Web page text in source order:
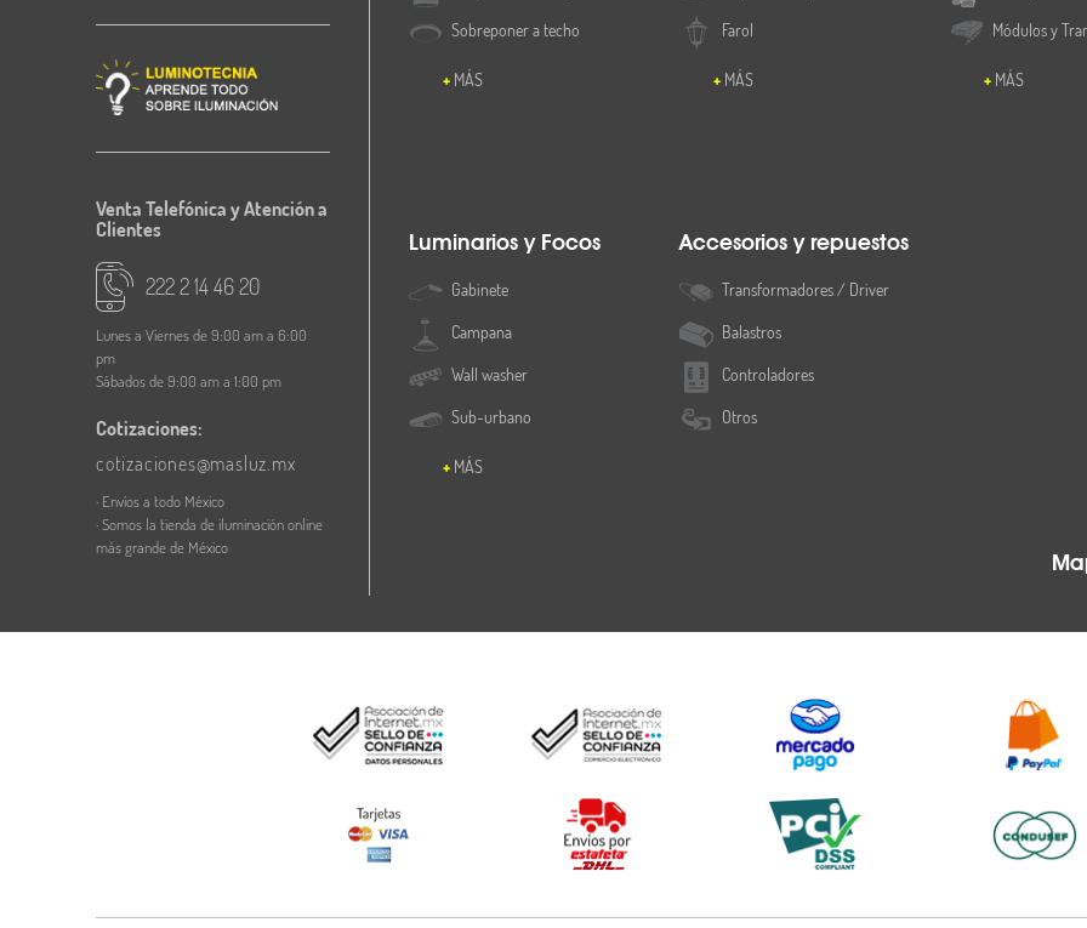
Venta Telefónica y Atención a
Clientes
222 2 14 46 20
Lunes a Viernes de 9:00 am a 6:00
pm
Sábados de 9:00 am a 1:00 pm
Cotizaciones:
cotizaciones@masluz.mx
· Envíos a todo México
· Somos la tienda de iluminación online
más grande de México
Sobreponer a techo
MÁS
Farol
MÁS
Módulos y
MÁS
Luminarios y Focos
Gabinete
Campana
Wall washer
Sub-urbano
MÁS
Accesorios y repuestos
Transformadores / Driver
Balastros
Controladores
Otros